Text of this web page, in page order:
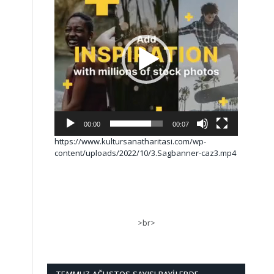
00:00 00:07
https://www.kultursanatharitasi.com/wp-
content/uploads/2022/10/3.Sagbanner-caz3.mp4
>br>